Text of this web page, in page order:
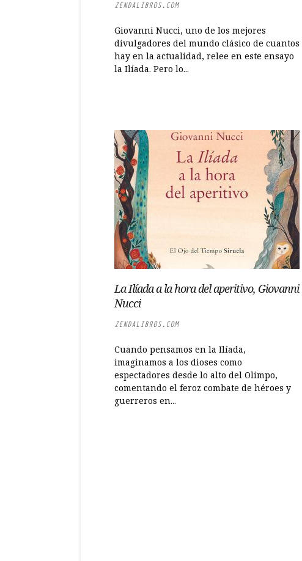
ZENDALIBROS.COM
Giovanni Nucci, uno de los mejores
divulgadores del mundo clásico de cuantos
hay en la actualidad, relee en este ensayo
la Ilíada. Pero lo...
La Ilíada a la hora del aperitivo, Giovanni
Nucci
ZENDALIBROS.COM
Cuando pensamos en la Ilíada,
imaginamos a los dioses como
espectadores desde lo alto del Olimpo,
comentando el feroz combate de héroes y
guerreros en...